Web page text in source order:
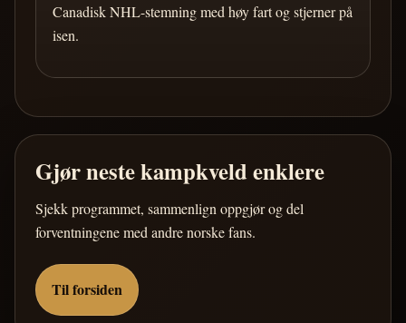
Canadisk NHL-stemning med høy fart og stjerner på
isen.
Gjør neste kampkveld enklere
Sjekk programmet, sammenlign oppgjør og del
forventningene med andre norske fans.
Til forsiden